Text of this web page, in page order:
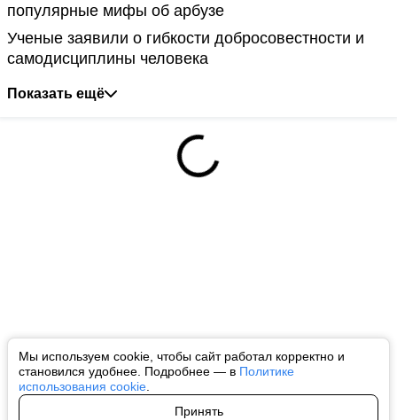
Мы используем cookie, чтобы сайт работал корректно и
становился удобнее. Подробнее — в Политике
использования cookie
Принять
популярные мифы об арбузе
Ученые заявили о гибкости добросовестности и
самодисциплины человека
Показать ещё